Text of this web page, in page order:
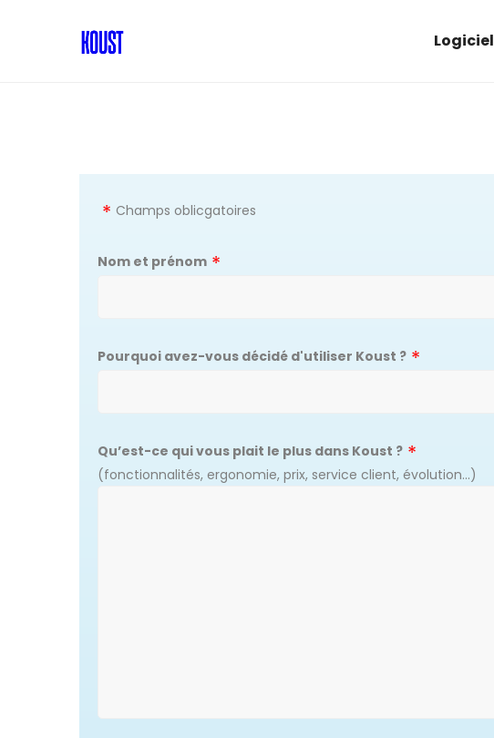
Logiciel
Champs oblicgatoires
Nom et prénom
Pourquoi avez-vous décidé d'utiliser Koust ?
Qu’est-ce qui vous plait le plus dans Koust ?
(fonctionnalités, ergonomie, prix, service client, évolution...)